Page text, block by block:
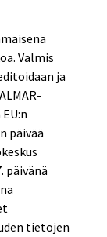
Valmis
ja
päivää
päivänä
tietojen